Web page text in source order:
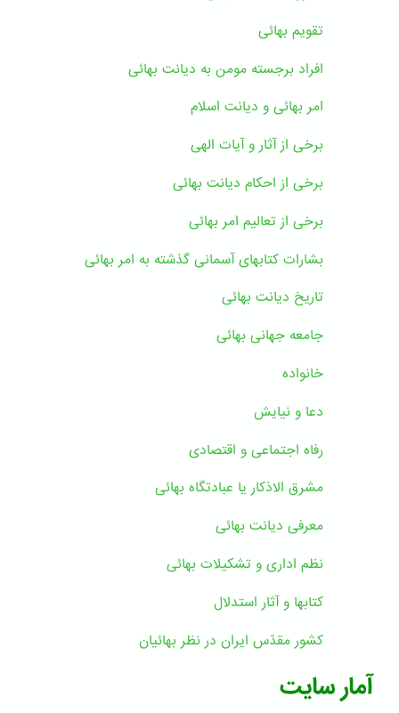
تقویم بهائی
افراد برجسته مومن به دیانت بهائی
امر بهائی و دیانت اسلام
برخی از آثار و آیات الهی
برخی از احکام دیانت بهائی
برخی از تعالیم امر بهائی
بشارات کتابهای آسمانی گذشته به امر بهائی
تاریخ دیانت بهائی
جامعه جهانی بهائی
خانواده
دعا و نیایش
رفاه اجتماعی و اقتصادی
مشرق الاذکار یا عبادتگاه بهائی
معرفی دیانت بهائی
نظم اداری و تشکیلات بهائی
کتابها و آثار استدلال
کشور مقدّس ایران در نظر بهائیان
آمار سایت